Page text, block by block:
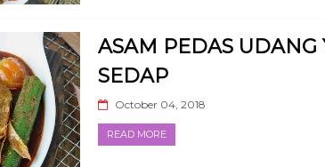
ASAM PEDAS UDANG
SEDAP
October 04, 2018
READ MORE